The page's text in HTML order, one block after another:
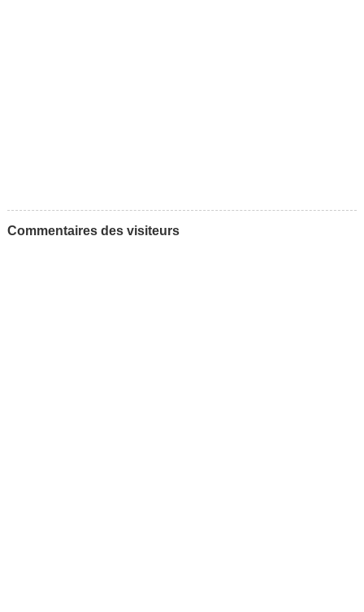
Commentaires des visiteurs